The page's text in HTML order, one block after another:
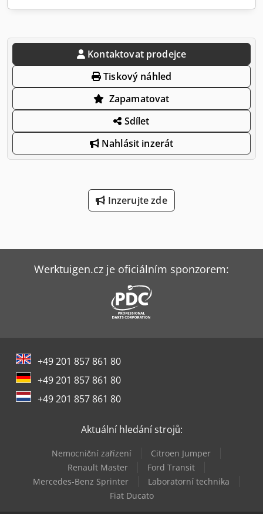
Kontaktovat prodejce
Tiskový náhled
Zapamatovat
Sdílet
Nahlásit inzerát
Inzerujte zde
Werktuigen.cz je oficiálním sponzorem:
+49 201 857 861 80
+49 201 857 861 80
+49 201 857 861 80
Aktuální hledání strojů:
Nemocniční zařízení
Citroen Jumper
Renault Master
Ford Transit
Mercedes-Benz Sprinter
Laboratorní technika
Fiat Ducato